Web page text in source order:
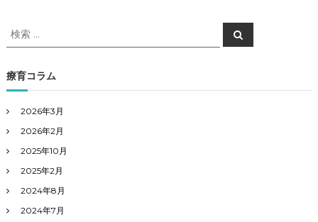
検
索
象
:
検
索
療育コラム
2026年3月
2026年2月
2025年10月
2025年2月
2024年8月
2024年7月